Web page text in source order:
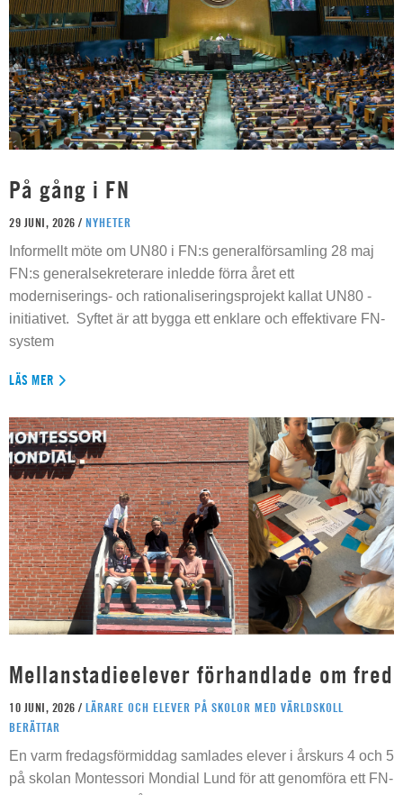
På gång i FN
29 JUNI, 2026 / NYHETER
Informellt möte om UN80 i FN:s generalförsamling 28 maj
FN:s generalsekreterare inledde förra året ett
moderniserings- och rationaliseringsprojekt kallat UN80 -
initiativet. Syftet är att bygga ett enklare och effektivare FN-
system
LÄS MER
Mellanstadieelever förhandlade om fred
10 JUNI, 2026 / LÄRARE OCH ELEVER PÅ SKOLOR MED VÄRLDSKOLL
BERÄTTAR
En varm fredagsförmiddag samlades elever i årskurs 4 och 5
på skolan Montessori Mondial Lund för att genomföra ett FN-